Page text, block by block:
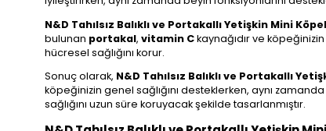
N&D Tahılsız Balıklı ve Portakallı Yetişkin Mini
bulunan portakal, vitamin Ckaynağıdır ve
hücresel sağlığını korur.
Sonuç olarak, N&D Tahılsız Balıklı ve Portakallı
köpeğinizin genel sağlığını desteklerken, aynı
sağlığını uzun süre koruyacak şekilde tasarlanmıştır.